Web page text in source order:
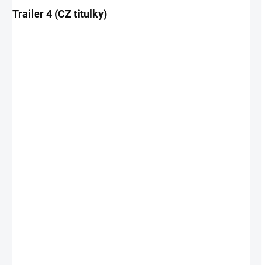
Trailer 4 (CZ titulky)